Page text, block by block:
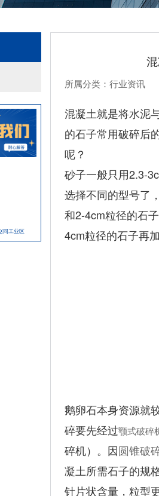
同工业区
所属分类：行业资讯
混凝土就是将水泥
的石子常用破碎后
呢？
砂子一般只用2.3-
选择不同的型号了
和2-4cm粒径的石
4cm粒径的石子再
鹅卵石本身资源就
碎要先经过颚式破碎
碎机）。因圆锥破
凝土所需石子的规
针片状含量，粒型